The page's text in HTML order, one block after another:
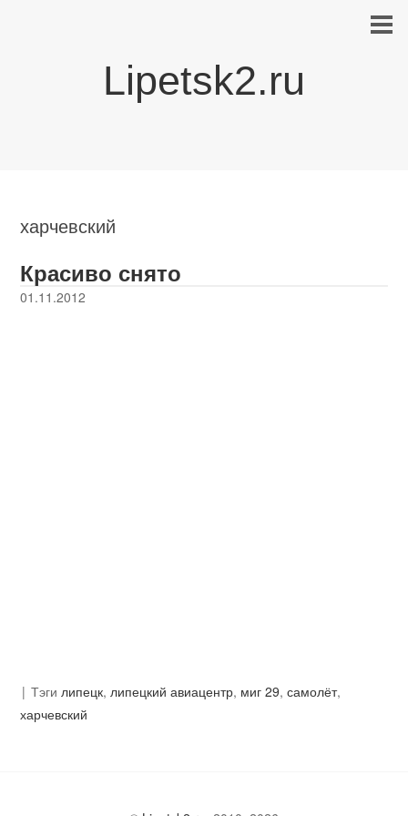
Lipetsk2.ru
харчевский
Красиво снято
01.11.2012
Тэгилипецк,липецкий авиацентр, миг 29,самолёт,
харчевский